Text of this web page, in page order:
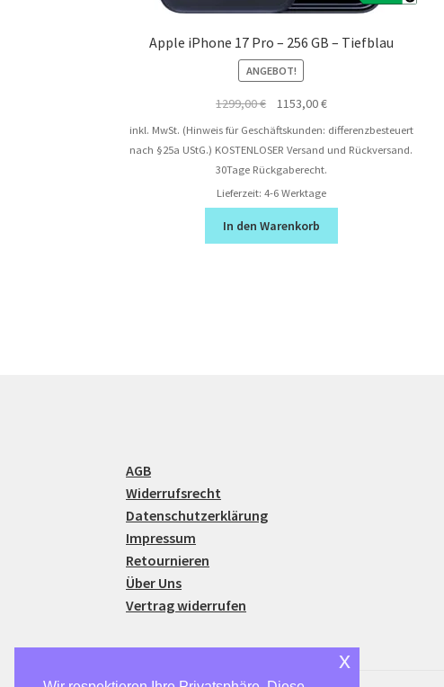
Apple iPhone 17 Pro – 256 GB – Tiefblau
ANGEBOT!
1299,00€
Ursprünglicher
Preis
1153,00€Aktueller
Preis
inkl. MwSt. (Hinweis für Geschäftskunden: differenzbesteuert
nach §25a UStG.) KOSTENLOSER Versand und Rückversand.
30Tage Rückgaberecht.
Lieferzeit: 4-6 Werktage
In den Warenkorb
AGB
Widerrufsrecht
Datenschutzerklärung
Impressum
Retournieren
Über Uns
Vertrag widerrufen
x